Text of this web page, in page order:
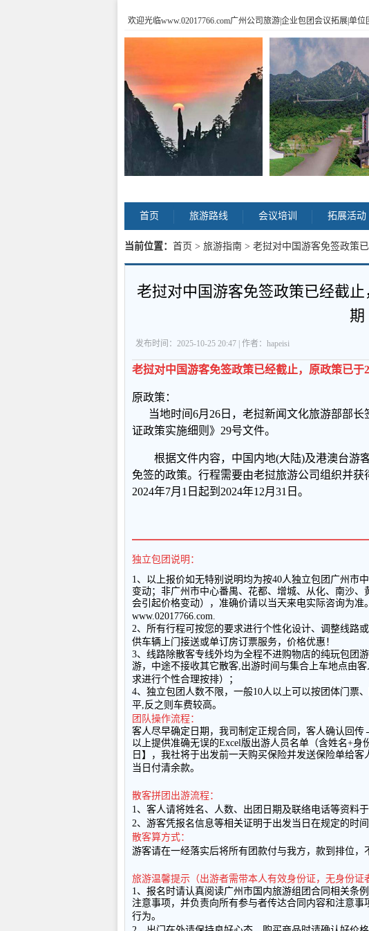
欢迎光临www.02017766.com广州公司旅游|企业包团会议拓展|单
首页 旅游路线 会议培训 拓展活动
当前位置： 首页 > 旅游指南 > 老挝对中国游客免签政策
老挝对中国游客免签政策已经截
期
发布时间：2025-10-25 20:47 | 作者：hapeisi
老挝对中国游客免签政策已经截止，原政策已于
原政策：
当地时间6月26日，老挝新闻文化旅游部部长
证政策实施细则》29号文件。
根据文件内容，中国内地(大陆)及港澳台游
免签的政策。行程需要由老挝旅游公司组织并
2024年7月1日起到2024年12月31日。
独立包团说明：
1 、以上报价如无特别说明均为按40人独立包团广州市
变动；非广州市中心番禺、花都、增城、从化、南沙
会引起价格变动），准确价请以当天来电实际咨询为准
www.02017766.com.
2、所有行程可按您的要求进行个性化设计、调整线路
供车辆上门接送或单订房订票服务，价格优惠！
3、线路除散客专线外均为全程不进购物店的纯玩包团
游，中途不接收其它散客 出游时间与集合上车地点由
求进行个性合理按排）；
4、独立包团人数不限，一般10人以上可以按团体门票
平 反之则车费较高。
团队操作流程：
客人尽早确定日期，我司制定正规合同，客人确认回
以上提供准确无误的Excel版出游人员名单（含姓名+身
日】，我社将于出发前一天购买保险并发送保险单给
当日付清余款。
散客拼团出游流程：
1 、客人请将姓名、人数、出团日期及联络电话等资料
2、游客凭报名信息等相关证明于出发当日在规定的时间
散客算方式：
游客请在一经落实后将所有团款付与我方，款到排位，
旅游温馨提示（出游者需带本人有效身份证，无身份证
1 、报名时请认真阅读广州市国内旅游组团合同相关条
注意事项，并负责向所有参与者传达合同内容和注意
行为。